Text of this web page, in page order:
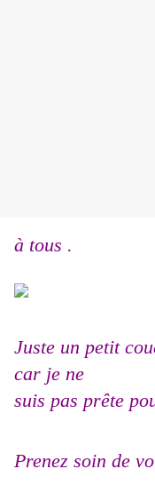
à tous .
Juste un petit
car je ne
suis pas prête
Prenez soin de